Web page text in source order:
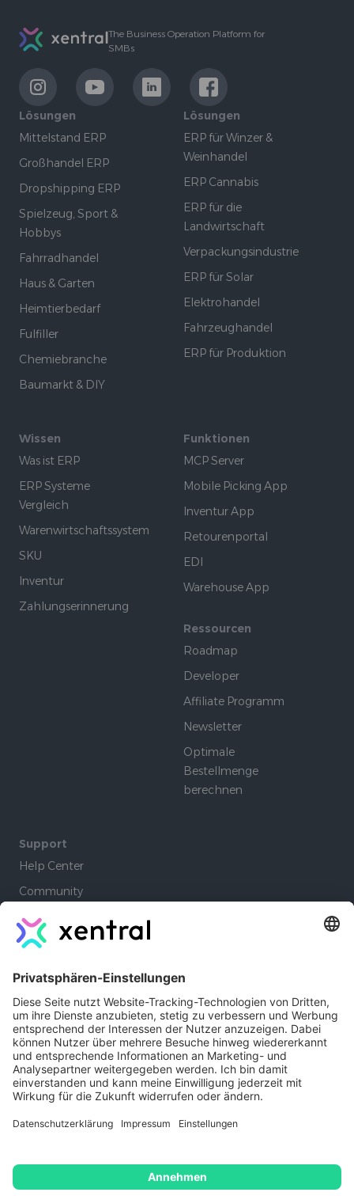
The Business Operation Platform for
SMBs
LinkExternalLinkExternalLinkExternalLinkExternal
Lösungen
Mittelstand ERP
Großhandel ERP
Dropshipping ERP
Spielzeug, Sport &
Hobbys
Fahrradhandel
Haus & Garten
Heimtierbedarf
Fulfiller
Chemiebranche
Baumarkt & DIY
Lösungen
ERP für Winzer &
Weinhandel
ERP Cannabis
ERP für die
Landwirtschaft
Verpackungsindustrie
ERP für Solar
Elektrohandel
Fahrzeughandel
ERP für Produktion
Wissen
Was ist ERP
ERP Systeme
Vergleich
Warenwirtschaftssystem
SKU
Inventur
Zahlungserinnerung
Funktionen
MCP Server
Mobile Picking App
Inventur App
Retourenportal
EDI
Warehouse App
Ressourcen
Roadmap
Developer
Affiliate Programm
Newsletter
Optimale
Bestellmenge
berechnen
Support
Help Center
Community
Academy
Lernpfade
Company
Autoren
Jobs
Kontakt
Xentral Erfahrungen
Copyright © 2026 - Xentral ERP
Software GmbH
DatenschutzAGB